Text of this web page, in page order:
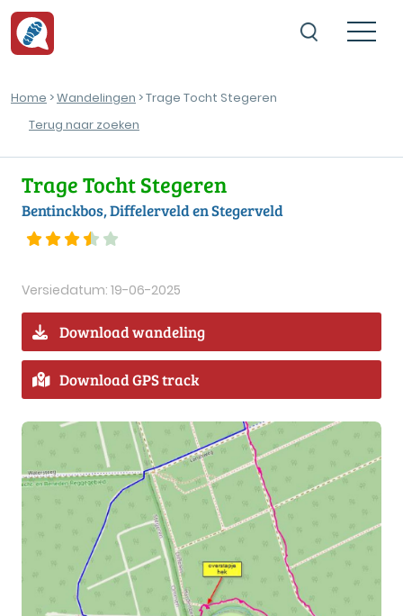
Home >Wandelingen > Trage Tocht Stegeren
Terug naar zoeken
Trage Tocht Stegeren
Bentinckbos, Diffelerveld en Stegerveld
Versiedatum: 19-06-2025
Download wandeling
Download GPS track